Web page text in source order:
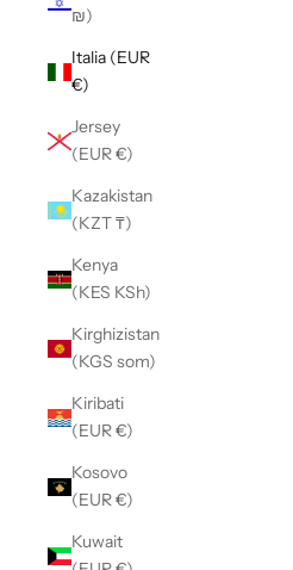
₪)
Italia (EUR
€)
Jersey
(EUR €)
Kazakistan
(KZT ₸)
Kenya
(KES KSh)
Kirghizistan
(KGS som)
Kiribati
(EUR €)
Kosovo
(EUR €)
Kuwait